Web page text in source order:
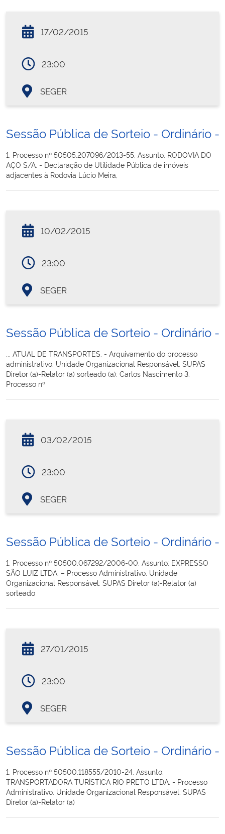
17/02/2015
23:00
SEGER
Sessão Pública de Sorteio - Ordinário -
1. Processo nº 50505.207096/2013-55. Assunto: RODOVIA DO
AÇO S/A. - Declaração de Utilidade Pública de imóveis
adjacentes à Rodovia Lúcio Meira,
10/02/2015
23:00
SEGER
Sessão Pública de Sorteio - Ordinário -
... ATUAL DE TRANSPORTES. - Arquivamento do processo
administrativo. Unidade Organizacional Responsável: SUPAS
Diretor (a)-Relator (a) sorteado (a): Carlos Nascimento 3.
Processo nº
03/02/2015
23:00
SEGER
Sessão Pública de Sorteio - Ordinário -
1. Processo nº 50500.067292/2006-00. Assunto: EXPRESSO
SÃO LUIZ LTDA. – Processo Administrativo. Unidade
Organizacional Responsável: SUPAS Diretor (a)-Relator (a)
sorteado
27/01/2015
23:00
SEGER
Sessão Pública de Sorteio - Ordinário -
1. Processo nº 50500.118555/2010-24. Assunto:
TRANSPORTADORA TURÍSTICA RIO PRETO LTDA. - Processo
Administrativo. Unidade Organizacional Responsável: SUPAS
Diretor (a)-Relator (a)